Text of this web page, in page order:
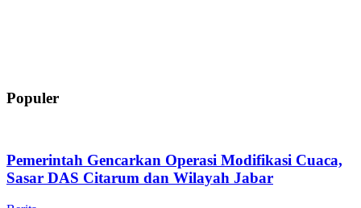
Populer
Pemerintah Gencarkan Operasi Modifikasi Cuaca,
Sasar DAS Citarum dan Wilayah Jabar